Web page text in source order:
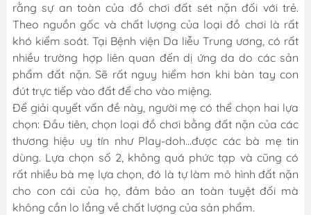
rằng sự an toàn của đồ chơi đất sét nặn đối với trẻ.
Theo nguồn gốc và chất lượng của loại đồ chơi là rất
khó kiểm soát. Tại Bệnh viện Da liễu Trung ương, có rất
nhiều trường hợp liên quan đến dị ứng da do các sản
phẩm đất nặn. Sẽ rất nguy hiểm hơn khi bàn tay con
đút trực tiếp vào đất để cho vào miệng.
Để giải quyết vấn đề này, người mẹ có thể chọn hai lựa
chọn: Đầu tiên, chọn loại đồ chơi bằng đất nặn của các
thương hiệu uy tín như Play-doh...được các bà mẹ tin
dùng. Lựa chọn số 2, không quá phức tạp và cũng có
rất nhiều bà mẹ lựa chọn, đó là tự làm mô hình đất nặn
cho con cái của họ, đảm bảo an toàn tuyệt đối mà
không cần lo lắng về chất lượng của sản phẩm.